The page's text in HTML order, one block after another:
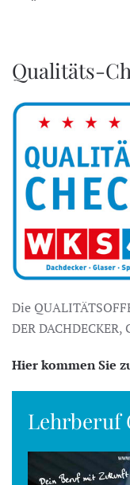
Qualitäts-
Die
DER DACHDECKER,
Hier kommen Sie
Lehrberuf